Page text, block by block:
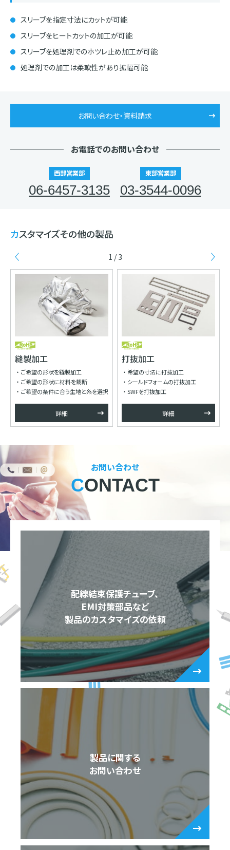
スリーブを指定寸法にカットが可能
スリーブをヒートカットの加工が可能
スリーブを処理剤でのホツレ止め加工が可能
処理剤での加工は柔軟性があり拡幅可能
お問い合わせ・資料請求
お電話でのお問い合わせ
西部営業部
06-6457-3135
東部営業部
03-3544-0096
カスタマイズその他の製品
1 / 3
縫製加工
ご希望の形状を縫製加工
ご希望の形状に材料を裁断
ご希望の条件に合う生地と糸を選択
詳細
打抜加工
希望の寸法に打抜加工
シールドフォームの打抜加工
SWFを打抜加工
詳細
お問い合わせ
CONTACT
配線結束保護チューブ、
EMI対策部品など
製品のカスタマイズの依頼
製品に関する
お問い合わせ